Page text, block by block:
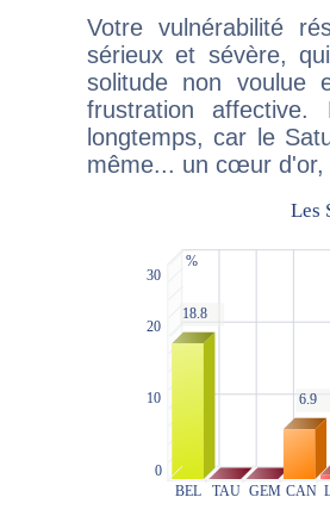
Votre vulnérabilité
sérieux et sévère,
solitude non voulue
frustration
longtemps, car le
même... un cœur d'or,